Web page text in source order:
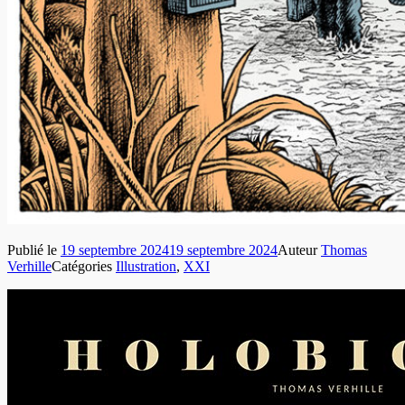
Publié le 19 septembre 202419 septembre 2024AuteurThomas
VerhilleCatégories Illustration, XXI